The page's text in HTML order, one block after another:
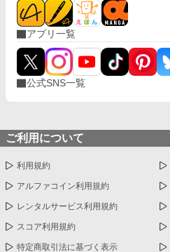
アプリ一覧
公式SNS一覧
ご利用について
利用規約
アルファコイン利用規約
レンタルサービス利用規約
スコア利用規約
特定商取引法に基づく表示